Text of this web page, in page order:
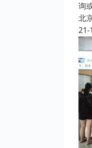
询
北
21-